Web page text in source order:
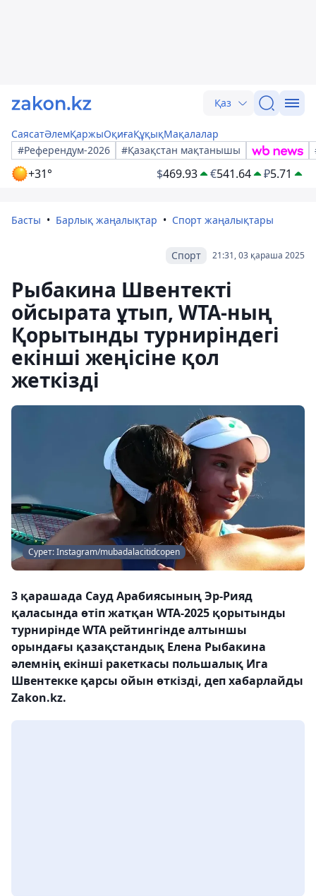
Қаз
СаясатӘлемҚаржыОқиғаҚұқықМақалалар
#Референдум-2026
#Қазақстан мақтанышы
+31° $469.93 €541.64 ₽5.71
Басты Барлық жаңалықтар Спорт жаңалықтары
21:31, 03 қараша 2025
Спорт
Рыбакина Швентекті
ойсырата ұтып, WTA-ның
Қорытынды турниріндегі
екінші жеңісіне қол
жеткізді
Сурет: Instagram/mubadalacitidcopen
3 қарашада Сауд Арабиясының Эр-Рияд
қаласында өтіп жатқан WTA-2025 қорытынды
турнирінде WTA рейтингінде алтыншы
орындағы қазақстандық Елена Рыбакина
әлемнің екінші ракеткасы польшалық Ига
Швентекке қарсы ойын өткізді, деп хабарлайды
Zakon.kz.